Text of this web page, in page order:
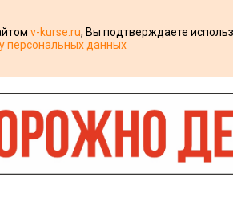
v-kurse.ru, Вы подтверждаете
персональных данных